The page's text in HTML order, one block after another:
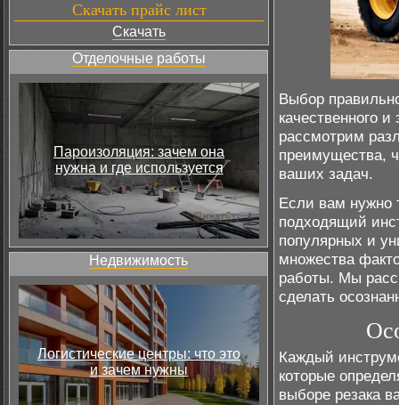
Скачать прайс лист
Скачать
Отделочные работы
Пароизоляция: зачем она
нужна и где используется
Недвижимость
Логистические центры: что это
и зачем нужны
Выбор
качественного
рассмотрим
преимущества,
ваших задач.
Если вам нужно
подходящий
популярных и
множества
работы. Мы
сделать
Каждый
которые
выборе резака